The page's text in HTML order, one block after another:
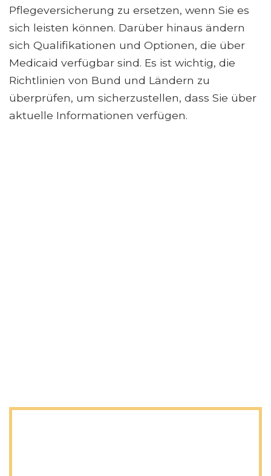
Pflegeversicherung zu ersetzen, wenn Sie es
sich leisten können. Darüber hinaus ändern
sich Qualifikationen und Optionen, die über
Medicaid verfügbar sind. Es ist wichtig, die
Richtlinien von Bund und Ländern zu
überprüfen, um sicherzustellen, dass Sie über
aktuelle Informationen verfügen.